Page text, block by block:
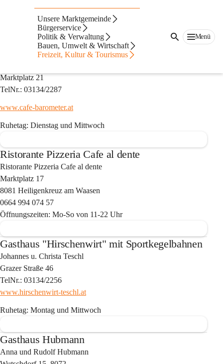
Unsere Marktgemeinde
Bürgerservice
Politik & Verwaltung
Bauen, Umwelt & Wirtschaft
Freizeit, Kultur & Tourismus
Menü
Gastronomie
Gasthaus Das Kötschler
Marktplatz 21
TelNr.: 03134/2287
www.cafe-barometer.at
Ruhetag: Dienstag und Mittwoch
Ristorante Pizzeria Cafe al dente
Ristorante Pizzeria Cafe al dente
Marktplatz 17
8081 Heiligenkreuz am Waasen
0664 994 074 57
Öffnungszeiten: Mo-So von 11-22 Uhr
Gasthaus "Hirschenwirt" mit Sportkegelbahnen
Johannes u. Christa Teschl
Grazer Straße 46
TelNr.: 03134/2256
www.hirschenwirt-teschl.at
Ruhetag: Montag und Mittwoch
Gasthaus Hubmann
Anna und Rudolf Hubmann